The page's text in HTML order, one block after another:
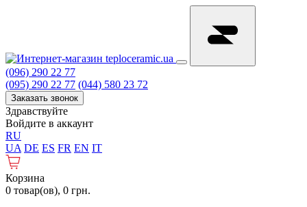
(096) 290 22 77
(095) 290 22 77 (044) 580 23 72
Заказать звонок
Здравствуйте
Войдите в аккаунт
RU
UA DE ES FR EN IT
Корзина
0 товар(ов), 0 грн.